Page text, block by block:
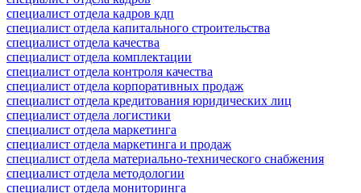
специалист отдела кадров кдп
специалист отдела капитального строительства
специалист отдела качества
специалист отдела комплектации
специалист отдела контроля качества
специалист отдела корпоративных продаж
специалист отдела кредитования юридических лиц
специалист отдела логистики
специалист отдела маркетинга
специалист отдела маркетинга и продаж
специалист отдела материально-технического снабжения
специалист отдела методологии
специалист отдела мониторинга